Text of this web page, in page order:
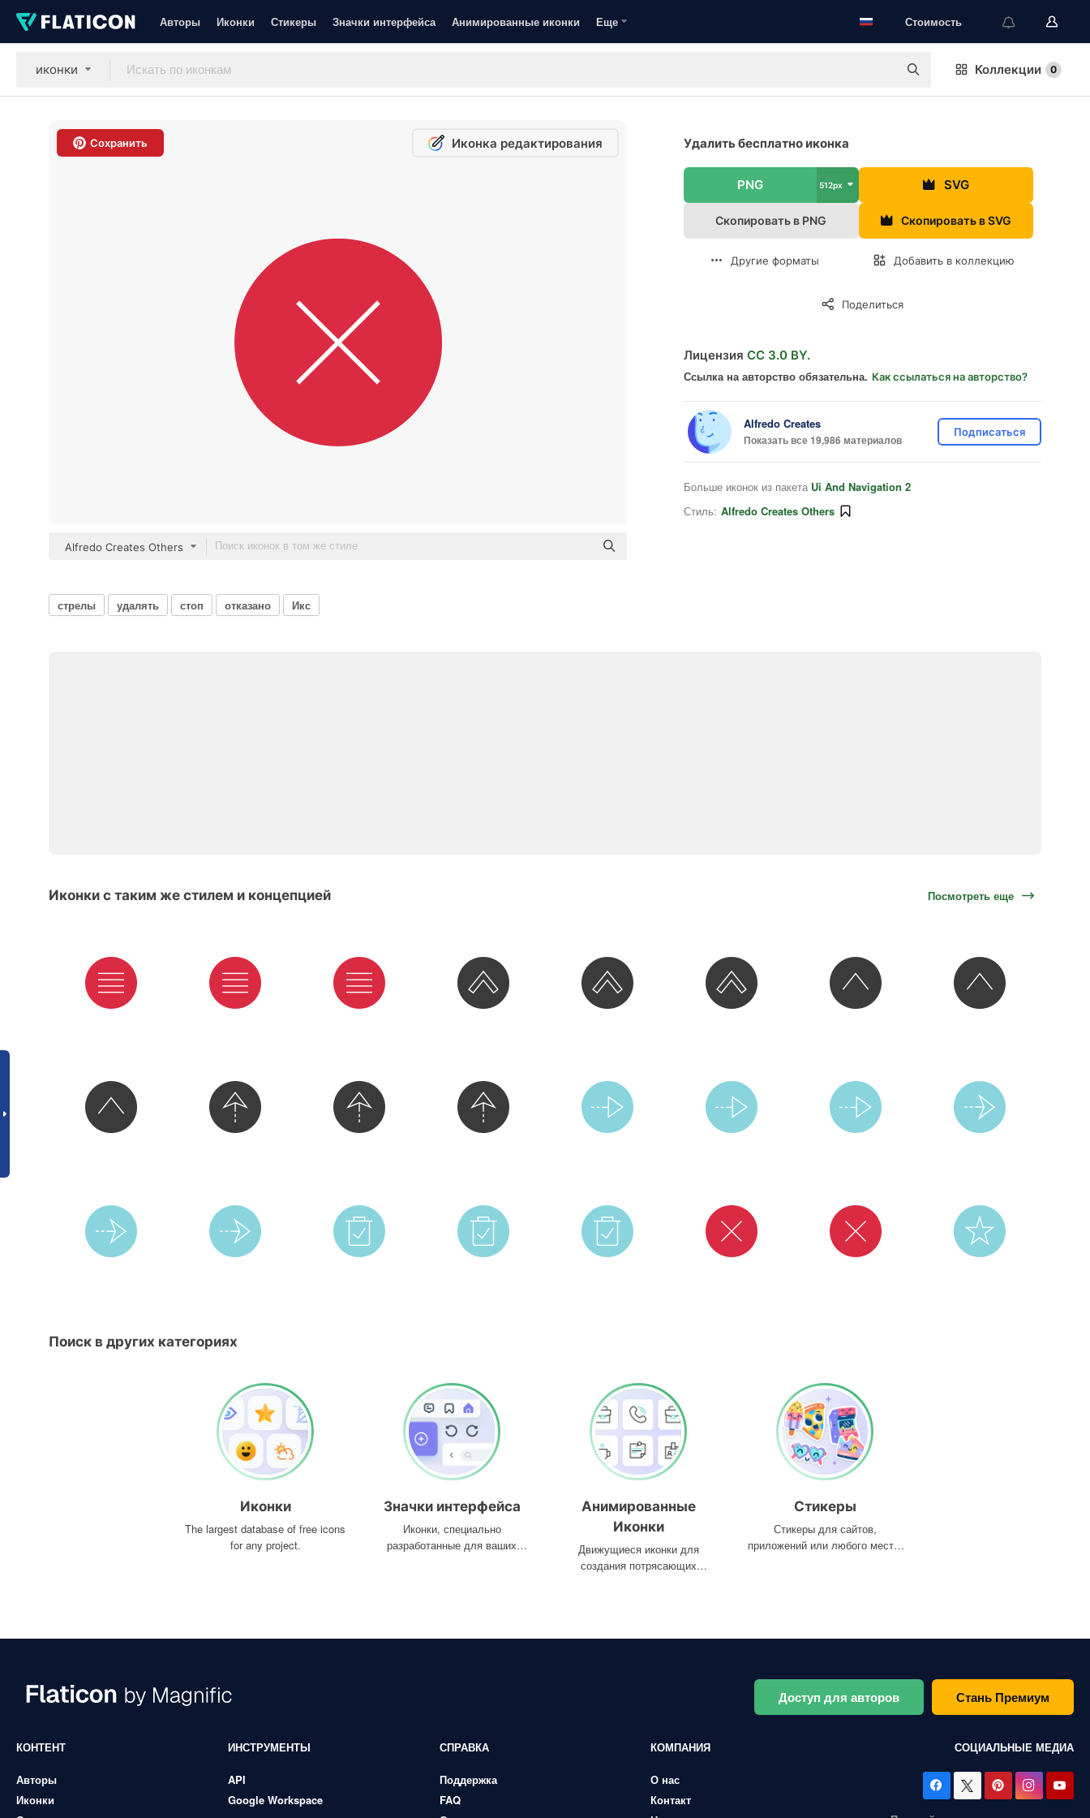
Авторы Иконки Стикеры Значки интерфейса Анимированные иконки Еще Стоимость
иконки Коллекции 0
Сохранить Иконка редактирования
Alfredo Creates Others
Удалить бесплатно иконка
PNG 512px SVG
Скопировать в PNG Скопировать в SVG
Другие форматы Добавить в коллекцию
Поделиться
Лицензия CC 3.0 BY.
Ссылка на авторство обязательна. Как ссылаться на авторство?
Alfredo Creates
Показать все 19,986 материалов
Подписаться
Больше иконок из пакета Ui And Navigation 2
Стиль: Alfredo Creates Others
стрелы удалять стоп отказано Икс
Иконки с таким же стилем и концепцией Посмотреть еще
Поиск в других категориях
Иконки
The largest database of free icons
for any project.
Значки интерфейса
Иконки, специально
разработанные для ваших
Анимированные
Иконки
Движущиеся иконки для
создания потрясающих
Стикеры
Стикеры для сайтов,
приложений или любого места,
Доступ для авторов Стань Премиум
КОНТЕНТ
Авторы
Иконки
ИНСТРУМЕНТЫ
API
Google Workspace
СПРАВКА
Поддержка
FAQ
КОМПАНИЯ
О нас
Контакт
СОЦИАЛЬНЫЕ МЕДИА